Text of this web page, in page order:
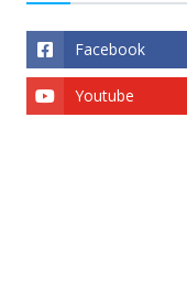
Facebook
Youtube